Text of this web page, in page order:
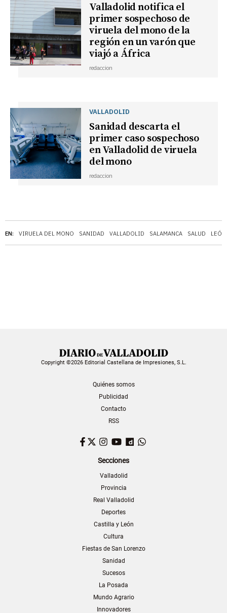
EN: VIRUELA DEL MONO SANIDAD VALLADOLID SALAMANCA SALUD LEÓN
Valladolid notifica el
primer sospechoso de
viruela del mono de la
región en un varón que
viajó a África
redaccion
VALLADOLID
Sanidad descarta el
primer caso sospechoso
en Valladolid de viruela
del mono
redaccion
Copyright ©2026 Editorial Castellana de Impresiones, S.L.
Quiénes somos
Publicidad
Contacto
RSS
Facebook
TwitterInstagram
YouTubeDailymotion
Secciones
Valladolid
Provincia
Real Valladolid
Deportes
Castilla y León
Cultura
Fiestas de San Lorenzo
Sanidad
Sucesos
La Posada
Mundo Agrario
Innovadores